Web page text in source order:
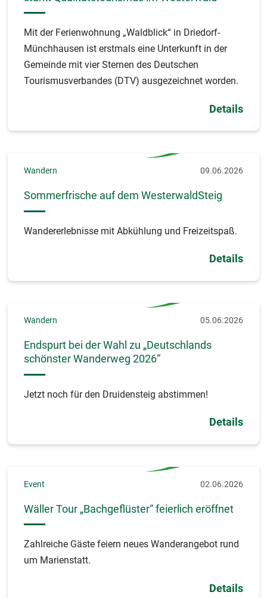
Mit der Ferienwohnung „Waldblick“ in Driedorf-
Münchhausen ist erstmals eine Unterkunft in der
Gemeinde mit vier Sternen des Deutschen
Tourismusverbandes (DTV) ausgezeichnet worden.
Details
Wandern 09.06.2026
Sommerfrische auf dem WesterwaldSteig
Wandererlebnisse mit Abkühlung und Freizeitspaß.
Details
Wandern 05.06.2026
Endspurt bei der Wahl zu „Deutschlands
schönster Wanderweg 2026“
Jetzt noch für den Druidensteig abstimmen!
Details
Event 02.06.2026
Wäller Tour „Bachgeflüster“ feierlich eröffnet
Zahlreiche Gäste feiern neues Wanderangebot rund
um Marienstatt.
Details